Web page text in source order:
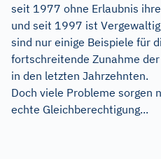
seit 1977 ohne Erlaubnis
und seit 1997 ist
sind nur einige Beispiele für
fortschreitende Zunahme
in den letzten Jahrzehnten.
Doch viele Probleme sorgen
echte Gleichberechtigung...